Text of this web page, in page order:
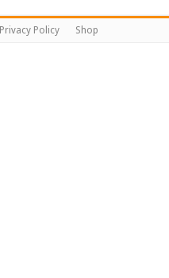
Privacy Policy Shop